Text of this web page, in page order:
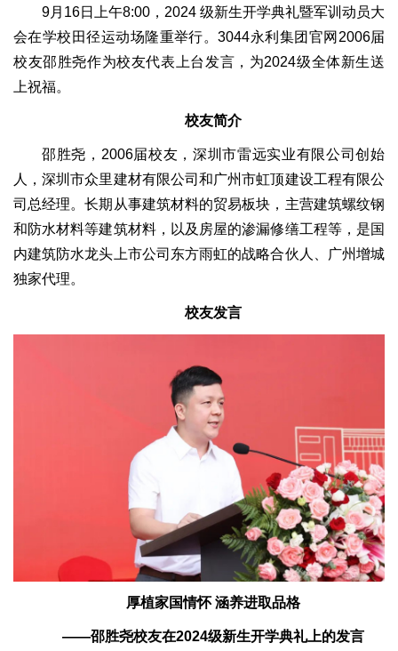
9月16日上午8:00，2024 级新生开学典礼暨军训动员大
会在学校田径运动场隆重举行。3044永利集团官网2006届
校友邵胜尧作为校友代表上台发言，为2024级全体新生送
上祝福。
校友简介
邵胜尧，2006届校友，深圳市雷远实业有限公司创始
人，深圳市众里建材有限公司和广州市虹顶建设工程有限公
司总经理。长期从事建筑材料的贸易板块，主营建筑螺纹钢
和防水材料等建筑材料，以及房屋的渗漏修缮工程等，是国
内建筑防水龙头上市公司东方雨虹的战略合伙人、广州增城
独家代理。
校友发言
厚植家国情怀 涵养进取品格
——邵胜尧校友在2024级新生开学典礼上的发言